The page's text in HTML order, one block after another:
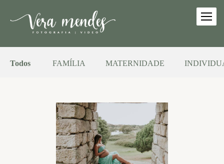
Todos FAMÍLIA MATERNIDADE